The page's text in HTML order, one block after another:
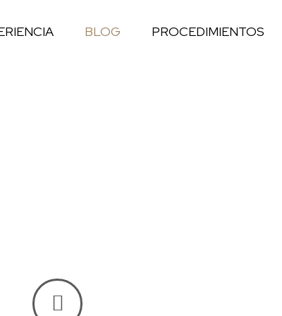
BLOG PROCEDIMIENTOS